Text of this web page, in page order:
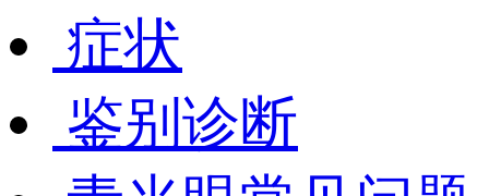
症状
鉴别诊断